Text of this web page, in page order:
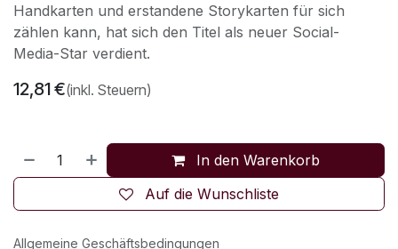
Handkarten und erstandene Storykarten für sich
zählen kann, hat sich den Titel als neuer Social-
Media-Star verdient.
12,81€(inkl. Steuern)
In den Warenkorb
Auf die Wunschliste
Allgemeine Geschäftsbedingungen